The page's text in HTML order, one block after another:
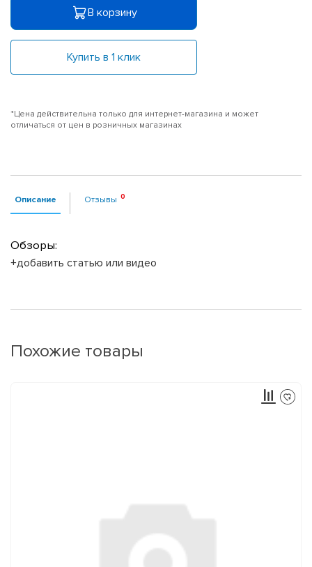
В корзину
Купить в 1 клик
*Цена действительна только для интернет-магазина и может
отличаться от цен в розничных магазинах
Описание Отзывы
Обзоры:
+добавить статью или видео
Похожие товары